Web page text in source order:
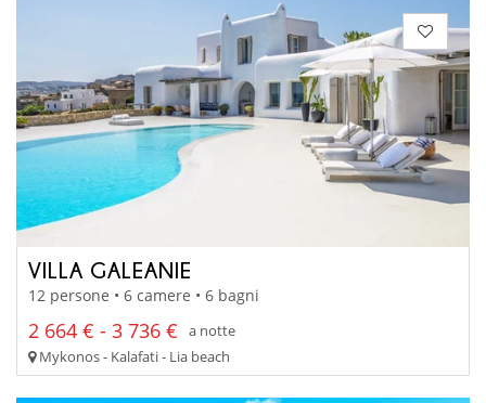
VILLA GALEANIE
12 persone • 6 camere • 6 bagni
2 664 € - 3 736 €
a notte
Mykonos - Kalafati - Lia beach